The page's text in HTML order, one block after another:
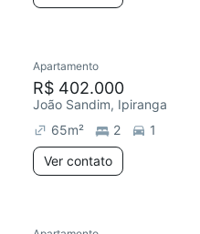
Apartamento
R$ 402.000
João Sandim, Ipiranga
65m² 2
1
Ver contato